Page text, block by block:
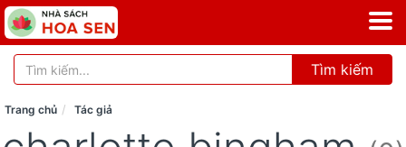
Tìm kiếm
Trang chủ Tác giả